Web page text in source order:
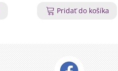
Pridať do košíka